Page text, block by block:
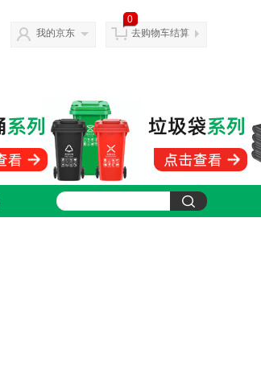
我的京东
0
去购物车结算